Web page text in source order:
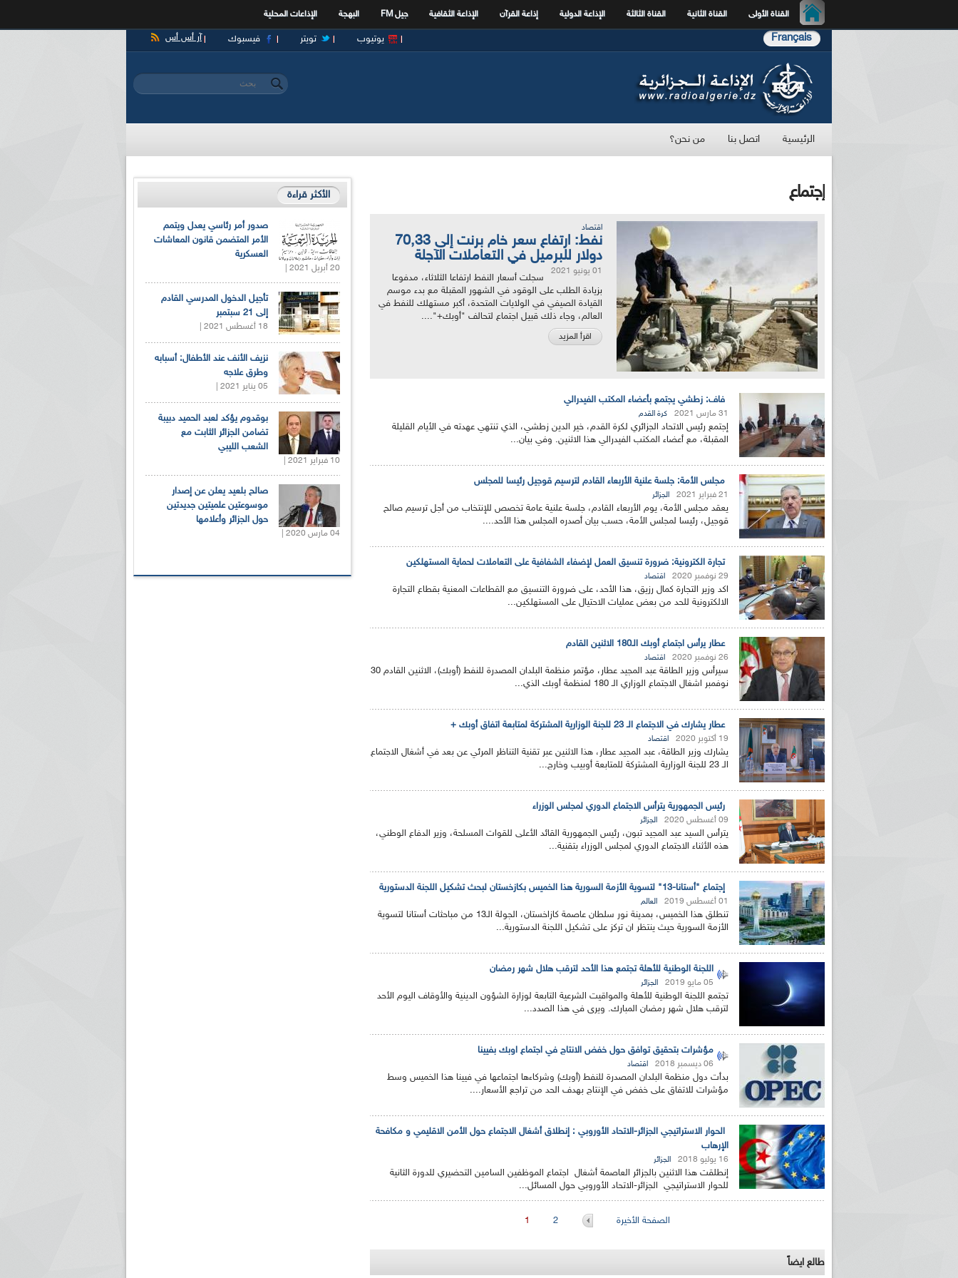
القناة الأولى القناة الثانية القناة الثالثة الإذاعة الدولية إذاعة القرآن الإذاعة الثقافية جيل FM البهجة الإذاعات المحلية
Français آر أس أس فيسبوك تويتر يوتيوب
استمارة البحث
‏بحث ‏
الرئيسية اتصل بنا من نحن؟
إجتماع
اقتصاد
نفط: ارتفاع سعر خام برنت إلى 70,33
دولار للبرميل في التعاملات الآجلة
01 يونيو 2021
سجلت أسعار النفط ارتفاعا الثلاثاء، مدفوعا
بزيادة الطلب على الوقود في الشهور المقبلة مع بدء موسم
القيادة الصيفي في الولايات المتحدة، أكبر مستهلك للنفط في
العالم، وجاء ذلك قبيل اجتماع لتحالف "أوبك+"....
اقرأ المزيد
فاف: زطشي يجتمع بأعضاء المكتب الفيدرالي
31 مارس 2021 كرة القدم
إجتمع رئيس الاتحاد الجزائري لكرة القدم، خير الدين زطشي، الذي تنتهي عهدته في الأيام القليلة
المقبلة، مع أعضاء المكتب الفيدرالي هذا الاثنين. وفي بيان...
مجلس الأمة: جلسة علنية الأربعاء القادم لترسيم قوجيل رئيسا للمجلس
21 فبراير 2021 الجزائر
يعقد مجلس الأمة، يوم الأربعاء القادم، جلسة علنية عامة تخصص للإنتخاب من أجل ترسيم صالح
قوجيل، رئيسا لمجلس الأمة، حسب بيان أصدره المجلس هذا الأحد....
تجارة الكترونية: ضرورة تنسيق العمل لإضفاء الشفافية على التعاملات لحماية المستهلكين
29 نوفمبر 2020 اقتصاد
اكد وزير التجارة كمال رزيق، هذا الأحد، على ضرورة التنسيق مع القطاعات المعنية بقطاع التجارة
الالكترونية للحد من بعض عمليات الاحتيال على المستهلكين...
عطار يرأس اجتماع أوبك الـ180 الاثنين القادم
26 نوفمبر 2020 اقتصاد
سيرأس وزير الطاقة عبد المجيد عطار، مؤتمر منظمة البلدان المصدرة للنفط (أوبك)، الاثنين القادم 30
نوفمبر اشغال الاجتماع الوزاري الـ 180 لمنظمة أوبك الذي...
عطار يشارك في الاجتماع الـ 23 للجنة الوزارية المشتركة لمتابعة اتفاق أوبك +
19 أكتوبر 2020 اقتصاد
يشارك وزير الطاقة، عبد المجيد عطار، هذا الاثنين عبر تقنية التناظر المرئي عن بعد في أشغال الاجتماع
الـ 23 للجنة الوزارية المشتركة للمتابعة أوبيب وخارج...
رئيس الجمهورية يترأس الاجتماع الدوري لمجلس الوزراء
09 أغسطس 2020 الجزائر
يترأس السيد عبد المجيد تبون، رئيس الجمهورية القائد الأعلى للقوات المسلحة، وزير الدفاع الوطني،
هذه الأثناء الاجتماع الدوري لمجلس الوزراء بتقنية...
إجتماع "أستانا-13" لتسوية الأزمة السورية هذا الخميس بكازخستان لبحث تشكيل اللجنة الدستورية
01 أغسطس 2019 العالم
تنطلق هذا الخميس، بمدينة نور سلطان عاصمة كازاخستان، الجولة الـ13 من مباحثات أستانا لتسوية
الأزمة السورية حيث ينتظر ان تركز على تشكيل اللجنة الدستورية...
اللجنة الوطنية للأهلة تجتمع هذا الأحد لترقب هلال شهر رمضان
05 مايو 2019 الجزائر
تجتمع اللجنة الوطنية للأهلة والمواقيت الشرعية التابعة لوزارة الشؤون الدينية والأوقاف اليوم الأحد
لترقب هلال شهر رمضان المبارك. ويرى في هذا الصدد...
مؤشرات بتحقيق توافق حول خفض الانتاج في اجتماع اوبك بفيينا
06 ديسمبر 2018 اقتصاد
بدأت دول منظمة البلدان المصدرة للنفط (أوبك) وشركاءها اجتماعها في فيينا هذا الخميس وسط
مؤشرات للاتفاق على خفض في الإنتاج بهدف الحد من تراجع الأسعار....
الحوار الاستراتيجي الجزائر-الاتحاد الأوروبي : إنطلاق أشغال الاجتماع حول الأمن الاقليمي و مكافحة
الإرهاب
16 يوليو 2018 الجزائر
إنطلقت هذا الاثنين بالجزائر العاصمة أشغال اجتماع الموظفين السامين التحضيري للدورة الثانية
للحوار الاستراتيجي الجزائر-الاتحاد الأوروبي حول المسائل...
1 2 الصفحة الأخيرة
طالع ايضاً
الأكثر قراءة
صدور أمر رئاسي يعدل ويتمم
الأمر المتضمن قانون المعاشات
العسكرية
20 أبريل 2021 |
تأجيل الدخول المدرسي القادم
إلى 21 سبتمبر
18 أغسطس 2021 |
نزيف الأنف عند الأطفال: أسبابه
وطرق علاجه
05 يناير 2021 |
بوقدوم يؤكد لعبد الحميد دبيبة
تضامن الجزائر الثابت مع
الشعب الليبي
10 فبراير 2021 |
صالح بلعيد يعلن عن إصدار
موسوعتين علميتين جديدتين
حول الجزائر وأعلامها
04 مارس 2020 |